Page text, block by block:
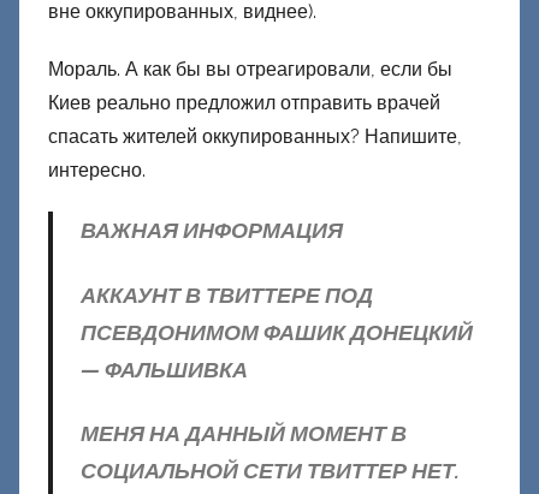
вне оккупированных, виднее).
Мораль. А как бы вы отреагировали, если бы
Киев реально предложил отправить врачей
спасать жителей оккупированных? Напишите,
интересно.
ВАЖНАЯ ИНФОРМАЦИЯ
АККАУНТ В ТВИТТЕРЕ ПОД
ПСЕВДОНИМОМ ФАШИК ДОНЕЦКИЙ
— ФАЛЬШИВКА
МЕНЯ НА ДАННЫЙ МОМЕНТ В
СОЦИАЛЬНОЙ СЕТИ ТВИТТЕР НЕТ.